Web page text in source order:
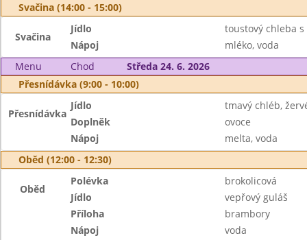
Svačina (14:00 - 15:00)
Svačina
Jídlo
toustový chleba
Nápoj
mléko, voda
Menu
Chod
Středa 24. 6. 2026
Přesnídávka (9:00 - 10:00)
Přesnídávka
Jídlo
tmavý chléb,
Doplněk
ovoce
Nápoj
melta, voda
Oběd (12:00 - 12:30)
Oběd
Polévka
brokolicová
Jídlo
vepřový guláš
Příloha
brambory
Nápoj
voda